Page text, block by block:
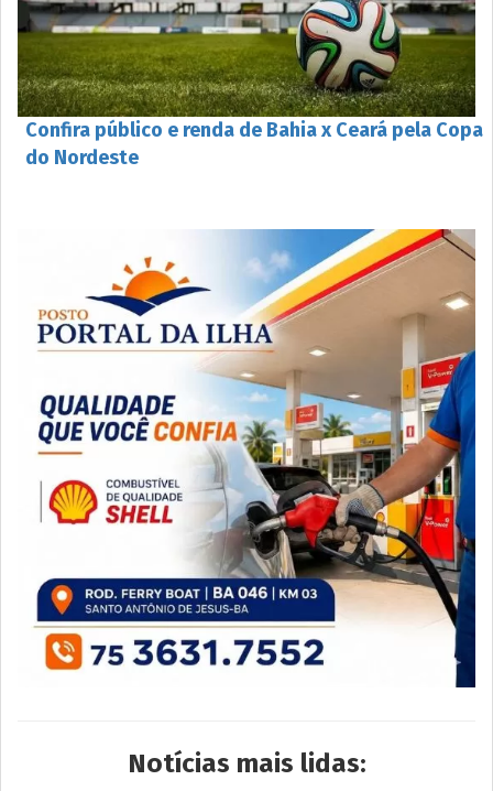
Confira público e renda de Bahia x Ceará pela Copa
do Nordeste
Notícias mais lidas: